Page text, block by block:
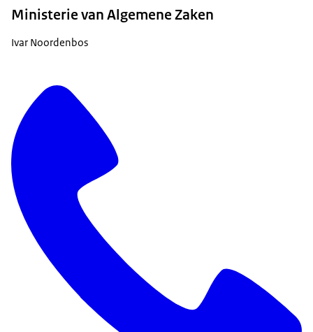
Ministerie van Algemene Zaken
Ivar Noordenbos